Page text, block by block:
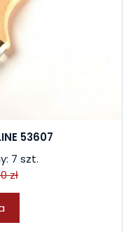
53607
7 szt.
zł